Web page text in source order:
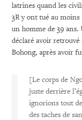
latrines quand les
3R y ont tué au
un homme de 39
déclaré avoir
Bohong, après avoir
[Le corps de
juste derrière
ignorions tout
des taches de